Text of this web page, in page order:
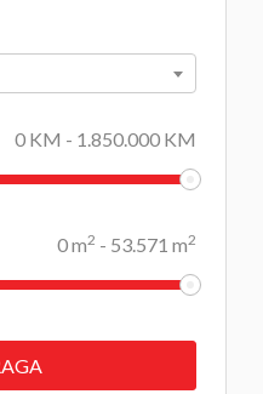
0 KM - 1.850.000 KM
0m2 - 53.571 m2